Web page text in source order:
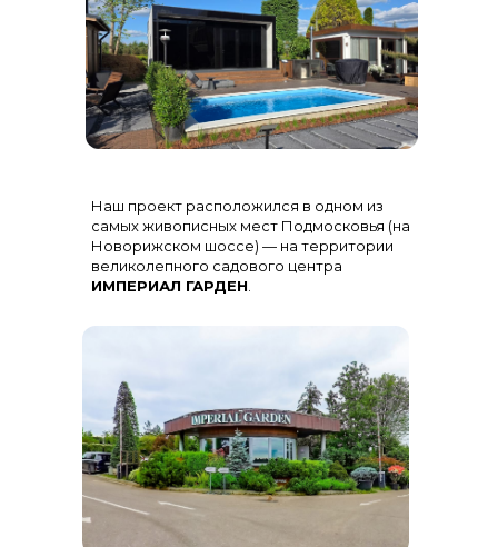
Наш проект расположился в одном из
самых живописных мест Подмосковья (на
Новорижском шоссе) — на территории
великолепного садового центра
ИМПЕРИАЛ ГАРДЕН
алюминиевыми импостами
черного цвета для жесткости и
стиля